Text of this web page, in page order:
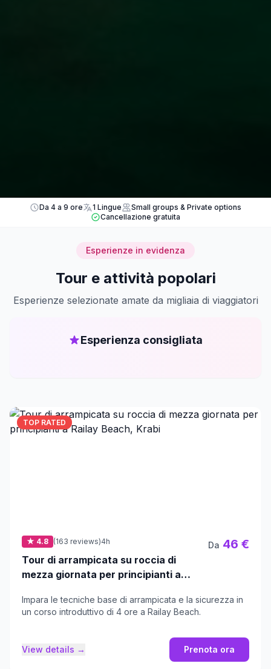
Da 4 a 9 ore 1 Lingue
Small groups & Private options
Cancellazione gratuita
Esperienze in evidenza
Tour e attività popolari
Esperienze selezionate amate da migliaia di viaggiatori
Esperienza consigliata
TOP RATED
★ 4.8 (163 reviews)4h
Tour di arrampicata su roccia di
mezza giornata per principianti a
Da 46 €
Impara le tecniche base di arrampicata e la sicurezza in
un corso introduttivo di 4 ore a Railay Beach.
View details → Prenota ora